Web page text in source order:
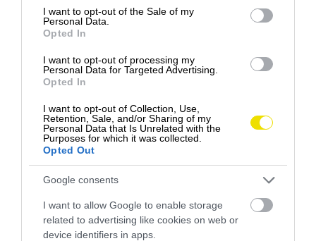
consent section.
I want to opt-out of the Sale of my
Personal Data.
Opted In
I want to opt-out of processing my
Personal Data for Targeted Advertising.
Opted In
I want to opt-out of Collection, Use,
Retention, Sale, and/or Sharing of my
Personal Data that Is Unrelated with the
Purposes for which it was collected.
Opted Out
Google consents
I want to allow Google to enable storage
related to advertising like cookies on web or
device identifiers in apps.
ovocia a zeleniny v ňom obsahuje mnohé vitamíny…